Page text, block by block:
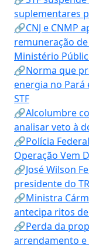
suplementares
🔗CNJ e CNMP
remuneração
Ministério
🔗Norma que
energia no Pará
STF
🔗Alcolumbre
analisar veto à
🔗Polícia
Operação Vem
🔗José Wilson
presidente do
🔗Ministra
antecipa ritos
🔗Perda da
arrendamento